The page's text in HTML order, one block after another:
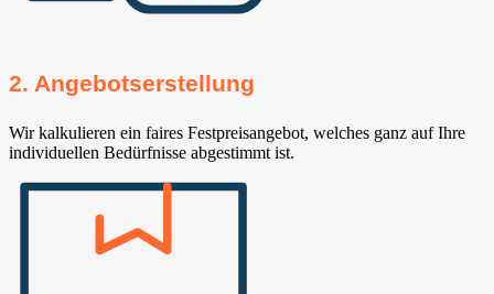
2. Angebotserstellung
Wir kalkulieren ein faires Festpreisangebot, welches ganz auf Ihre
individuellen Bedürfnisse abgestimmt ist.